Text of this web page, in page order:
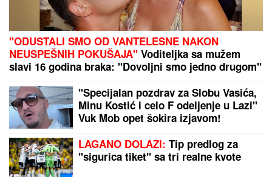
"ODUSTALI SMO OD VANTELESNE NAKON
NEUSPEŠNIH POKUŠAJA" Voditeljka sa mužem
slavi 16 godina braka: "Dovoljni smo jedno drugom"
"Specijalan pozdrav za Slobu Vasića,
Minu Kostić i celo F odeljenje u Lazi"
Vuk Mob opet šokira izjavom!
LAGANO DOLAZI: Tip predlog za
"sigurica tiket" sa tri realne kvote